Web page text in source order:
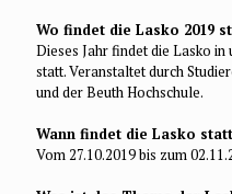
Wo findet die Lasko 2019
Dieses Jahr findet die Lasko
statt. Veranstaltet durch
und der Beuth Hochschule.
Wann findet die Lasko
Vom 27.10.2019 bis zum